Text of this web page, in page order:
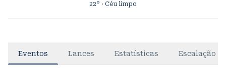
22° · Céu limpo
Eventos Lances Estatísticas Escalação